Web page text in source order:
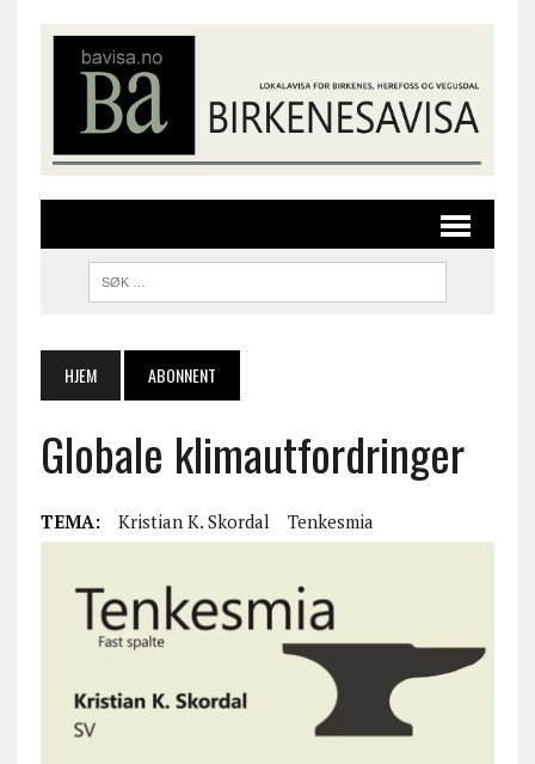
HJEM ABONNENT
Globale klimautfordringer
TEMA: Kristian K. Skordal Tenkesmia